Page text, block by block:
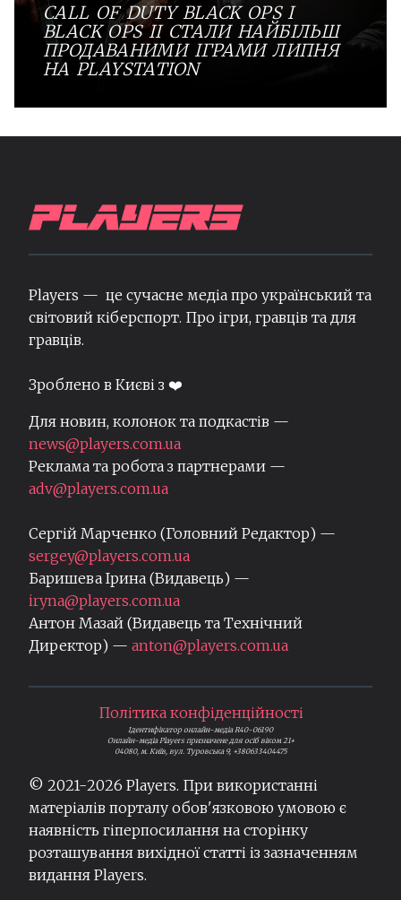
CALL OF DUTY BLACK OPS І
BLACK OPS II СТАЛИ НАЙБІЛЬШ
ПРОДАВАНИМИ ІГРАМИ ЛИПНЯ
НА PLAYSTATION
Players — це сучасне медіа про український та
світовий кіберспорт. Про ігри, гравців та для
гравців.
Зроблено в Києві з ❤️
Для новин, колонок та подкастів —
news@players.com.ua
Реклама та робота з партнерами —
adv@players.com.ua
Сергій Марченко (Головний Редактор) —
sergey@players.com.ua
Баришева Ірина (Видавець) —
iryna@players.com.ua
Антон Мазай (Видавець та Технічний
Директор) — anton@players.com.ua
Політика конфіденційності
Ідентифікатор онлайн-медіа R40-06190
Онлайн-медіа Players призначене для осіб віком 21+
04080, м. Київ, вул. Туровська 9, +380633404475
© 2021-2026 Players. При використанні
матеріалів порталу обов'язковою умовою є
наявність гіперпосилання на сторінку
розташування вихідної статті із зазначенням
видання Players.